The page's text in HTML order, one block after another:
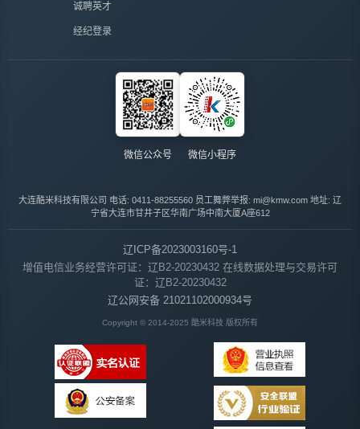
诚聘英才
经纪登录
微信公众号 微信小程序
大连酷米科技有限公司 电话: 0411-88255560 员工舞弊举报: mi@kmw.com 地址: 辽
宁省大连市甘井子区华南广场中南大厦A座612
辽ICP备2023003160号-1
增值电信业务经营许可证：辽B2-20230432 在线数据处理与交易许可
证：辽B2-20230432
辽公网安备 21021102000934号
Copyright © 2014-2025 酷米科技 版权所有